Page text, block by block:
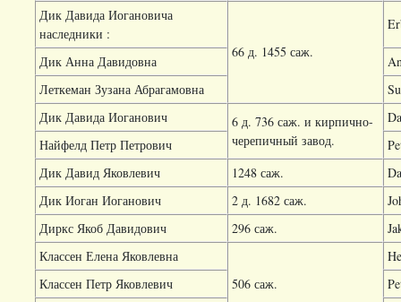
Дик Давида Иогановича
наследники :
66 д. 1455 саж.
Дик Анна Давидовна
Леткеман Зузана Абрагамовна
Дик Давида Иоганович
6 д. 736 саж. и кирпично-
черепичный завод.
Найфелд Петр Петрович
Дик Давид Яковлевич
1248 саж.
Дик Иоган Иоганович
2 д. 1682 саж.
Диркс Якоб Давидович
296 саж.
Классен Елена Яковлевна
506 саж.
Классен Петр Яковлевич